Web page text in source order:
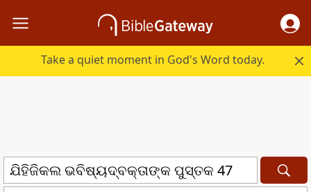
Take a quiet moment in God's Word today.